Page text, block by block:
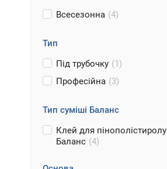
Всесезонна (4)
Тип
Під трубочку (1)
Професійна (3)
Тип суміші Баланс
Клей для пінополістиролу
Баланс (4)